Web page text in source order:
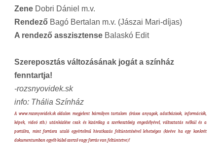
Zene Dobri Dániel m.v.
Rendező Bagó Bertalan m.v. (Jászai Mari-díjas)
A rendező asszisztense Balaskó Edit
Szereposztás változásának jogát a színház
fenntartja!
-rozsnyovidek.sk
info: Thália Színház
A www.rozsnyovidek.sk oldalon megjelent bármilyen tartalom (írásos anyagok, adatbázisok, információk,
képek, videó stb.) utánközlése csak és kizárólag a szerkesztőség engedélyével, változtatás nélkül és a
portálra, mint forrásra utaló egyértelmű hivatkozás feltüntetésével lehetséges (kivéve ha egy konkrét
dokumentumban egyéb külső szerző vagy forrás van feltüntetve)!